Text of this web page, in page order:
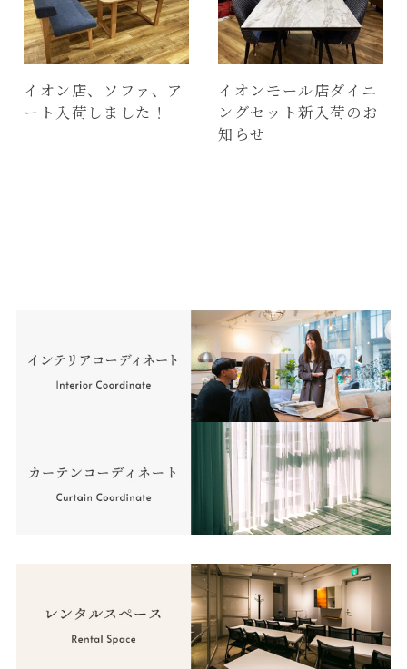
イオン店、ソファ、ア
ート入荷しました！
イオンモール店ダイニ
ングセット新入荷のお
知らせ